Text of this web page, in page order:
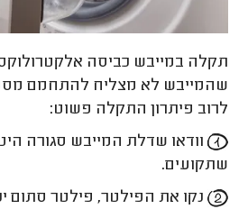
שהמייבש לא מצליח להתחמם
לרוב פיתרון התקלה פשוט:
וודאו שדלת המייבש סגורה
שתקועים.
נקו את הפילטר, פילטר סתום